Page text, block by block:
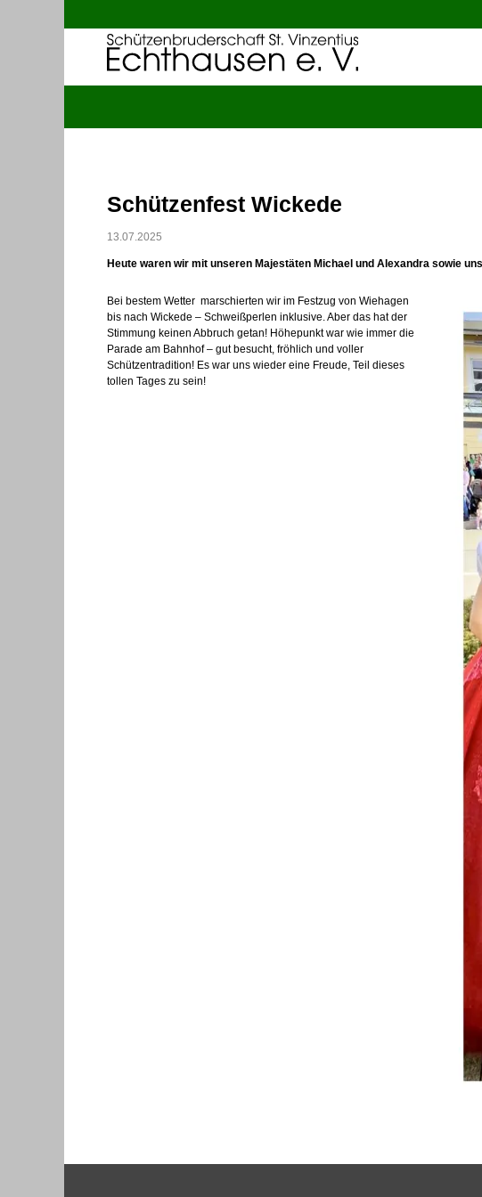
Schützenfest Wickede
13.07.2025
Heute waren wir mit unseren Majestäten Michael und Alexandra sowie
Bei bestem Wetter marschierten wir im Festzug von Wiehagen
bis nach Wickede – Schweißperlen inklusive. Aber das hat der
Stimmung keinen Abbruch getan! Höhepunkt war wie immer die
Parade am Bahnhof – gut besucht, fröhlich und voller
Schützentradition! Es war uns wieder eine Freude, Teil dieses
tollen Tages zu sein!